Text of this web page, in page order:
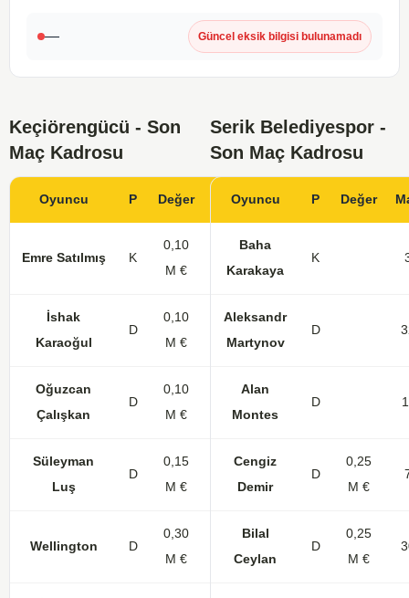
— Güncel eksik bilgisi bulunamadı
Keçiörengücü - Son
Maç Kadrosu
Oyuncu P Değer Maç Gol KK
Emre Satılmış K
0,10
M €
İshak
Karaoğul
D
0,10
M €
Oğuzcan
Çalışkan
D
0,10
M €
Süleyman
Luş
D
0,15
M €
Wellington D
0,30
M €
Serik Belediyespor -
Son Maç Kadrosu
Oyuncu P Değer
Baha
Karakaya
K
Aleksandr
Martynov
D
Alan
Montes
D
Cengiz
Demir
D
0,25
M €
Bilal
Ceylan
D
0,25
M €